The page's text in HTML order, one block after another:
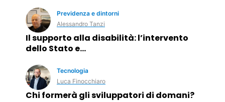
Previdenza e dintorni
Alessandro Tanzi
Il supporto alla disabilità: l’intervento
dello Stato e…
Tecnologia
Luca Finocchiaro
Chi formerà gli sviluppatori di domani?